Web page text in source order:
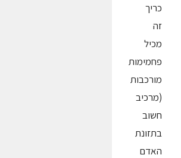
כריך
זה
מכיל
פחמימות
מורכבות
(מרכיב
חשוב
בתזונת
האדם